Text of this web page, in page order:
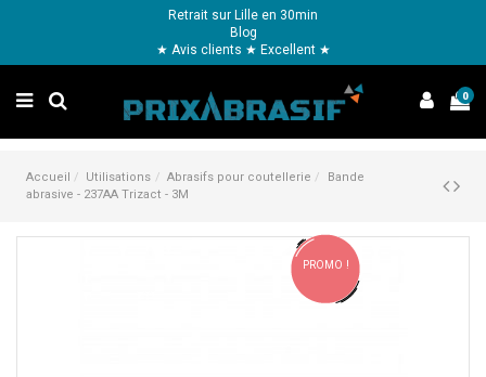
Retrait sur Lille en 30min
Blog
★ Avis clients ★ Excellent ★
0
Accueil Utilisations Abrasifs pour coutellerie
Bande
abrasive - 237AA Trizact - 3M
PROMO !